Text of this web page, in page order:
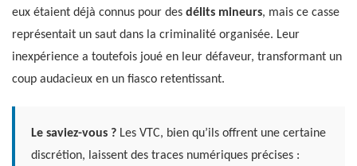
eux étaient déjà connus pour des délits mineurs, mais ce casse
représentait un saut dans la criminalité organisée. Leur
inexpérience a toutefois joué en leur défaveur, transformant un
coup audacieux en un fiasco retentissant.
Le saviez-vous ? Les VTC, bien qu’ils offrent une certaine
discrétion, laissent des traces numériques précises :